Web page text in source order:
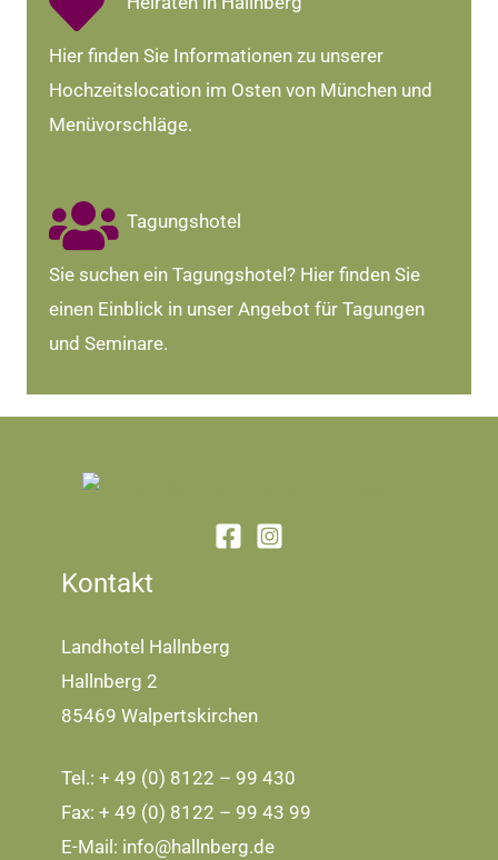
Hier finden Sie Informationen zu unserer
Hochzeitslocation im Osten von München und
Menüvorschläge.
Tagungshotel
Sie suchen ein Tagungshotel? Hier finden Sie
einen Einblick in unser Angebot für Tagungen
und Seminare.
Kontakt
Landhotel Hallnberg
Hallnberg 2
85469 Walpertskirchen
Tel.: + 49 (0) 8122 – 99 430
Fax: + 49 (0) 8122 – 99 43 99
E-Mail: info@hallnberg.de